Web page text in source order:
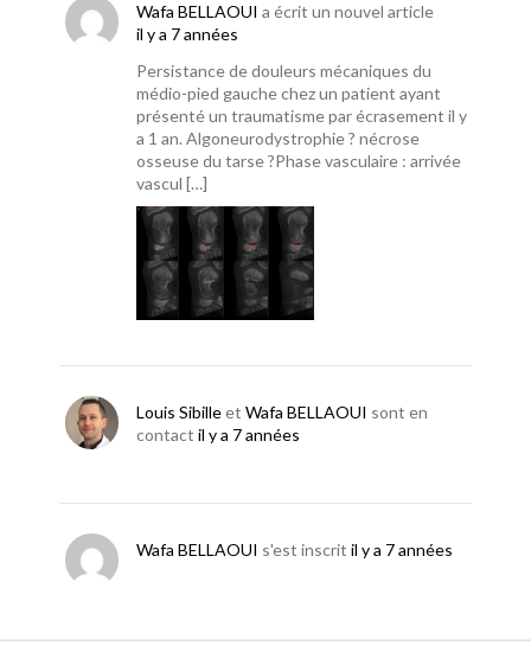
Wafa BELLAOUI a écrit un nouvel article
il y a 7 années
Persistance de douleurs mécaniques du
médio-pied gauche chez un patient ayant
présenté un traumatisme par écrasement il y
a 1 an. Algoneurodystrophie ? nécrose
osseuse du tarse ?Phase vasculaire : arrivée
vascul […]
Louis Sibilleet Wafa BELLAOUI sont en
contact il y a 7 années
Wafa BELLAOUI s'est inscrit il y a 7 années